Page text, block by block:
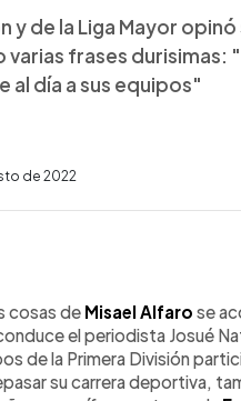
y de la Liga Mayor
frases durisimas:
al día a sus equipos"
de 2022
cosas de Misael Alfaro se
el periodista Josué
de la Primera División
su carrera deportiva,